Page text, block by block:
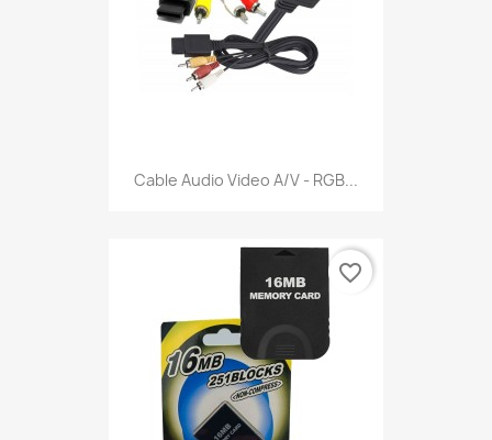
Cable Audio Video A/V - RGB...
favorite_border